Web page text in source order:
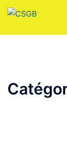
Aller